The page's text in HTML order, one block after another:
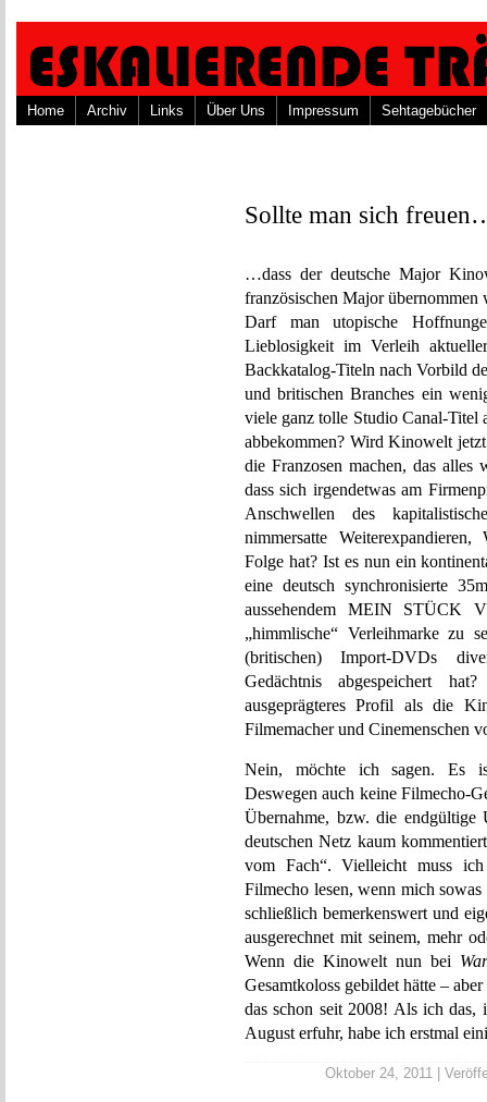
Home Archiv Links Über Uns Impressum Sehtagebücher
Sollte man sich
…dass der deutsche Major
französischen Major übernommen
Darf man utopische
Lieblosigkeit im Verleih
Backkatalog-Titeln nach Vorbild
und britischen Branches ein
viele ganz tolle Studio Canal-Titel
abbekommen? Wird Kinowelt
die Franzosen machen, das
dass sich irgendetwas am
Anschwellen des
nimmersatte
Folge hat? Ist es nun ein
eine deutsch synchronisierte
aussehendem MEIN STÜCK
„himmlische“ Verleihmarke zu
(britischen) Import-DVDs
Gedächtnis abgespeichert
ausgeprägteres Profil als die
Filmemacher und Cinemenschen
Nein, möchte ich sagen. Es
Deswegen auch keine Filmecho-
Übernahme, bzw. die endgültige
deutschen Netz kaum
vom Fach“. Vielleicht muss
Filmecho lesen, wenn mich
schließlich bemerkenswert und
ausgerechnet mit seinem, mehr
Wenn die Kinowelt nun bei
Gesamtkoloss gebildet hätte –
das schon seit 2008! Als ich das,
August erfuhr, habe ich erstmal
Oktober 24, 2011 |